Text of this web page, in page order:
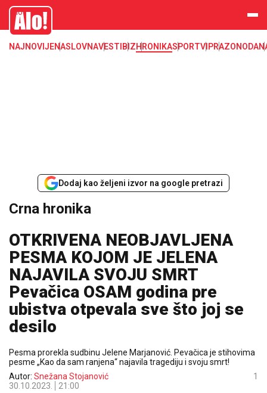
Crna hronika, smrt, ubistvo, likvidacija, krađa, pljačka, hapšenje, policija,
poginuli, zaplena, carina
Alo
NAJNOVIJENASLOVNAVESTI BIZHRONIKASPORTVIPRAZONODA
Dodaj kao željeni izvor na google pretrazi
Crna hronika
OTKRIVENA NEOBJAVLJENA
PESMA KOJOM JE JELENA
NAJAVILA SVOJU SMRT
Pevačica OSAM godina pre
ubistva otpevala sve što joj se
desilo
Pesma prorekla sudbinu Jelene Marjanović. Pevačica je stihovima
pesme „Kao da sam ranjena“ najavila tragediju i svoju smrt!
Autor: Snežana Stojanović
30.10.2023.
21:00
1